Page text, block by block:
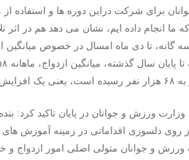
برای شرکت دراین دوره ها و استفاده
ما انجام داده ایم، نشان می دهد هم در
ماه.
وزارت ورزش و جوانان در پایان تاکید کرد:
دلسوزی اقداماتی در زمینه آموزش های
و جوانان متولی اصلی امور ازدواج و